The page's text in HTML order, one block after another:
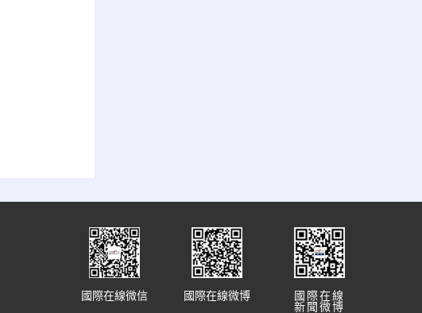
國際在線
新聞微博
國際在線微博
國際在線微信